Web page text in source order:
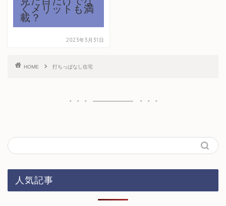
くメリットも満
載？
2023年3月31日
HOME 打ちっぱなし住宅
人気記事